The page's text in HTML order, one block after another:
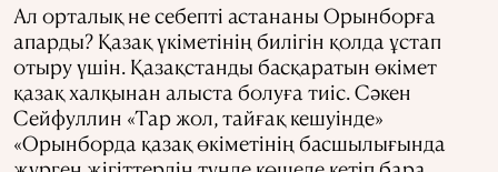
Ал орталық не себепті астананы Орынборға
апарды? Қазақ үкіметінің билігін қолда ұстап
отыру үшін. Қазақстанды басқаратын өкімет
қазақ халқынан алыста болуға тиіс. Сәкен
Сейфуллин «Тар жол, тайғақ кешуінде»
«Орынборда қазақ өкіметінің басшылығында